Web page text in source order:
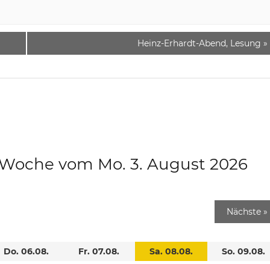
Heinz-Erhardt-Abend, Lesung »
vom Mo. 3. August 2026
Nächste »
Do. 06.08.
Fr. 07.08.
Sa. 08.08.
So. 09.08.